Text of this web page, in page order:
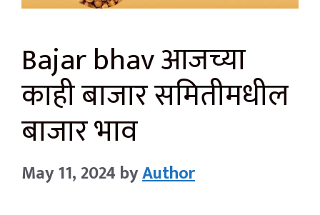
Bajar bhav आजच्या
काही बाजार समितीमधील
बाजार भाव
May 11, 2024 byAuthor